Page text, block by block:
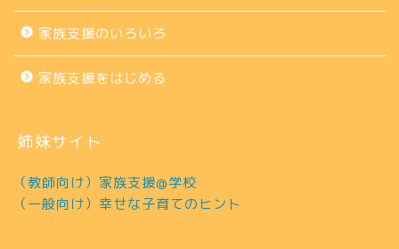
家族支援のいろいろ
家族支援をはじめる
姉妹サイト
（教師向け）家族支援@学校
（一般向け）幸せな子育てのヒント